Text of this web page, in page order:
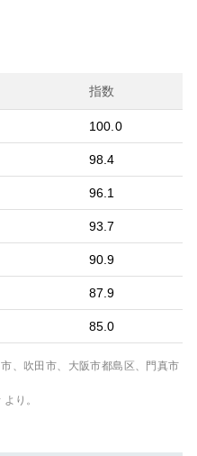
指数
100.0
98.4
96.1
93.7
90.9
87.9
85.0
、吹田市、大阪市都島区、門真市
り。